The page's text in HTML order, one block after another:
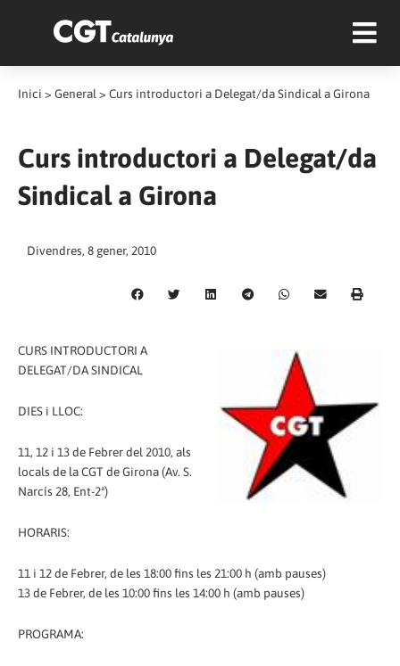
Inici > General > Curs introductori a Delegat/da Sindical a Girona
Curs introductori a Delegat/da
Sindical a Girona
Divendres, 8 gener, 2010
CURS INTRODUCTORI A
DELEGAT/DA SINDICAL
DIES i LLOC:
11, 12 i 13 de Febrer del 2010, als
locals de la CGT de Girona (Av. S.
Narcís 28, Ent-2ª)
HORARIS:
11 i 12 de Febrer, de les 18:00 fins les 21:00 h (amb pauses)
13 de Febrer, de les 10:00 fins les 14:00 h (amb pauses)
PROGRAMA: